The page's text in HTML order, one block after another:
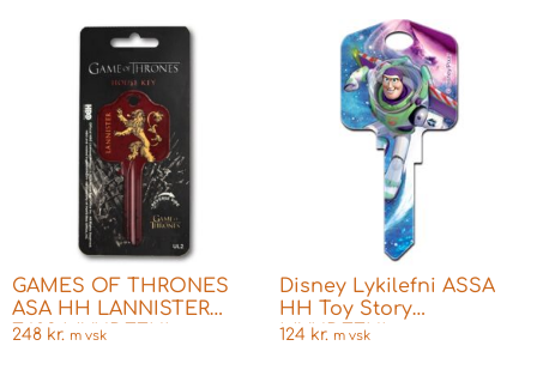
GAMES OF THRONES
ASA HH LANNISTER
F603 MYNDEFNI
248 kr. m vsk
Disney Lykilefni ASSA
HH Toy Story
MYNDEFNI
124 kr. m vsk